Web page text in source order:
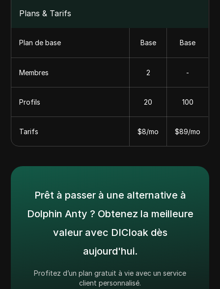
Plans & Tarifs
Plan de base Base Base
Membres 2 -
Profils 20 100
Tarifs $8/mo $89/mo
Prêt à passer à une alternative à
Dolphin Anty ? Obtenez la meilleure
valeur avec DICloak dès
aujourd'hui.
Profitez d’un plan gratuit à vie avec un service
client personnalisé.